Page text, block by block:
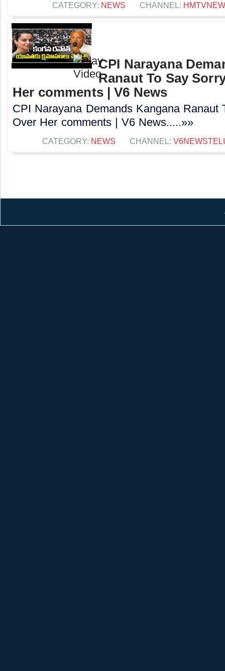
CATEGORY: NEWS CHANNEL:
CPI Narayana
Ranaut To Say
Her comments | V6 News
CPI Narayana Demands Kangana Ranaut
Over Her comments | V6 News.....»»
CATEGORY: NEWS CHANNEL: